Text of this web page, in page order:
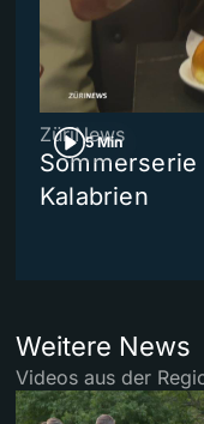
5 Min
ZüriNews
Kalabrien
Weitere News
Videos aus der